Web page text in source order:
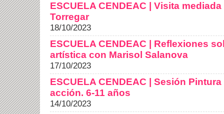
ESCUELA CENDEAC | Visita
Torregar
18/10/2023
ESCUELA CENDEAC | Reflexiones
artística con Marisol Salanova
17/10/2023
ESCUELA CENDEAC | Sesión
acción. 6-11 años
14/10/2023